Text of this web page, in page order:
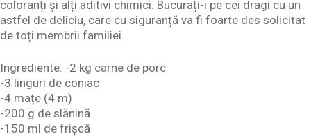
coloranți și alți aditivi chimici. Bucurați-i pe cei dragi cu un
astfel de deliciu, care cu siguranță va fi foarte des solicitat
de toți membrii familiei.
Ingrediente: -2 kg carne de porc
-3 linguri de coniac
-4 mațe (4 m)
-200 g de slănină
-150 ml de frișcă